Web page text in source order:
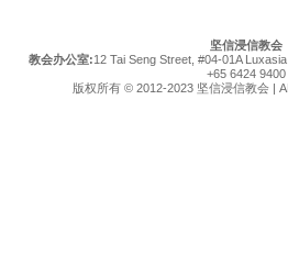
坚信浸信教会
教会办公室:12 Tai Seng Street, #04-01A
+65 6424 9400
版权所有 © 2012-2023 坚信浸信教会 |